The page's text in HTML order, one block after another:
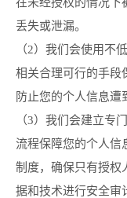
丢失或泄漏。
（2）我们会使用不
相关合理可行的手段
防止您的个人信息遭
（3）我们会建立专
流程保障您的个人信
制度，确保只有授权
据和技术进行安全审